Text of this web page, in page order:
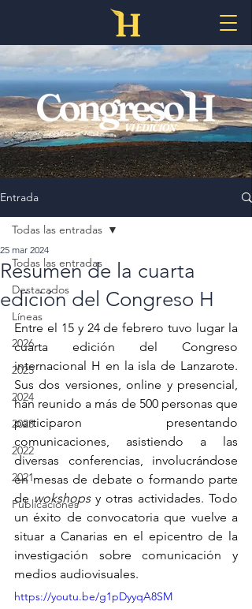
Entrada
Todas las entradas
Destacados
Líneas
2026
2025
2024
2023
2022
2021
Publicaciones
Todas las entradas
Resumen de la cuarta
edición del Congreso H
25 mar 2024
Entre el 15 y 24 de febrero tuvo lugar la
cuarta edición del Congreso
internacional H en la isla de Lanzarote.
Sus dos versiones, online y presencial,
han reunido a más de 500 personas que
participaron presentando
comunicaciones, asistiendo a las
diversas conferencias, involucrándose
en mesas de debate o formando parte
de wokshops y otras actividades. Todo
un éxito de convocatoria que vuelve a
situar a Canarias en el epicentro de la
investigación sobre comunicación y
medios audiovisuales.
https://youtu.be/g1pDyyqA8SM